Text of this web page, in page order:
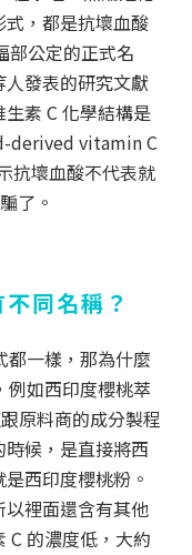
，都是抗壞血酸
部公定的正式名
發表的研究文獻
素 C 化學結構是
derived vitamin C
抗壞血酸不代表就
了。
同名稱 ？
都一樣，那為什麼
例如西印度櫻桃萃
原料商的成分製程
候，是直接將西
西印度櫻桃粉。
裡面還含有其他
C 的濃度低，大約